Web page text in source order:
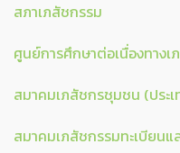
สภาเภสัชกรรม
ศูนย์การศึกษาต่อเนื่องทาง
สมาคมเภสัชกรชุมชน (ประ
สมาคมเภสัชกรรมทะเบียน